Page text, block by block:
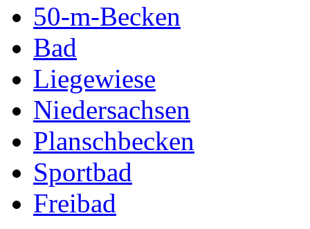
50-m-Becken
Bad
Liegewiese
Niedersachsen
Planschbecken
Sportbad
Freibad